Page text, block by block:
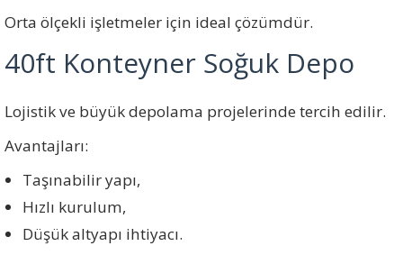
Orta ölçekli işletmeler için ideal çözümdür.
40ft Konteyner Soğuk Depo
Lojistik ve büyük depolama projelerinde tercih edilir.
Avantajları:
Taşınabilir yapı,
Hızlı kurulum,
Düşük altyapı ihtiyacı.